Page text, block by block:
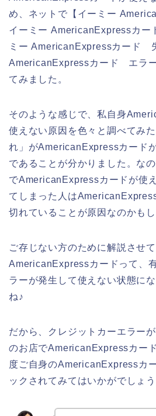
め、ネットで【イーミー
イーミー AmericanExpressカ
ミー AmericanExpressカード
AmericanExpressカード エラ
てみました。
そのような感じで、私自身
使えない原因を色々と調べてみ
れ」がAmericanExpressカード
であることが分かりました。な
でAmericanExpressカードが使
てしまった人は
切れていることが原因なのかもし
ご存じない方のために解説させ
AmericanExpressカードって、
ラーが発生して使えない状態に
ね♪
だから、クレジットカーエラー
のお店でAmericanExpressカー
度ご自身のAmericanExpressカ
ックされてみてはいかがでしょう